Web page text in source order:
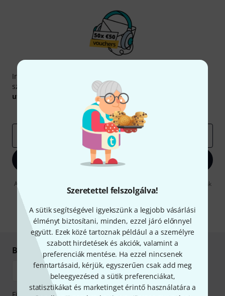
Szeretettel felszolgálva!
A sütik segítségével igyekszünk a legjobb vásárlási
élményt biztosítani, minden, ezzel járó előnnyel
együtt. Ezek közé tartoznak például a a személyre
szabott hirdetések és akciók, valamint a
preferenciák mentése. Ha ezzel nincsenek
fenntartásaid, kérjük, egyszerűen csak add meg
beleegyezésed a sütik preferenciákat,
statisztikákat és marketinget érintő használatára a
Thomann hírlevél
Iratkozz fel a Thomann angol nyelvű hírlevelére, és kis
szerencsével megnyerheted a
50
utalvány
Inspiráló gondolatok
Akciók
Bejelentkezés
A "Bejelentkezés" gombra kattintva elfogadja, hogy e-mailben küldjünk
önnek hirdetéseket. Bármikor leiratkozhat erről. A hírlevélről további
* Kitöltés kötelező
Biztonságos vásárlás és fizetés